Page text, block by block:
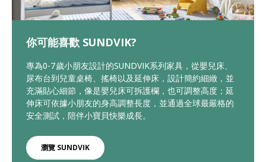
你可能喜歡 SUNDVIK?
專為0-7歲小朋友設計的SUNDVIK系列家具，從嬰兒床、
尿布台到兒童桌椅、搖椅以及延伸床，設計簡約細緻，並
充滿貼心細節，像是嬰兒床可拆護欄，也可調整高度；延
伸床可依據小朋友的身高調整長度，並通過全球最嚴格的
安全測試，陪伴小寶貝快樂成長。
瀏覽 SUNDVIK